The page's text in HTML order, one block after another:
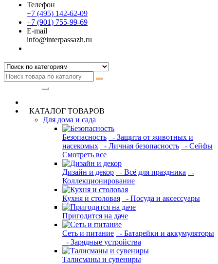
Телефон
+7 (495) 142-62-09
+7 (901) 755-99-69
E-mail
info@interpassazh.ru
КАТАЛОГ ТОВАРОВ
Для дома и сада
Безопасность
- Защита от животных и
насекомых
- Личная безопасность
- Сейфы
Смотреть все
Дизайн и декор - Всё для праздника
-
Коллекционирование
Кухня и столовая - Посуда и аксессуары
Пригодится на даче
Сеть и питание
- Батарейки и аккумуляторы
- Зарядные устройства
Талисманы и сувениры